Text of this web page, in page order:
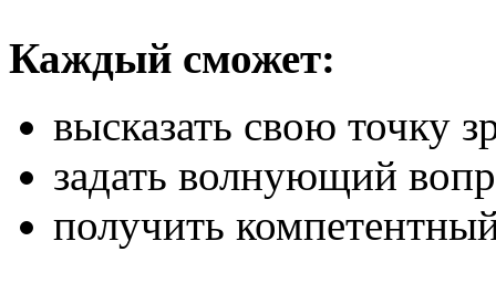
Каждый сможет:
высказать свою точку
задать волнующий
получить